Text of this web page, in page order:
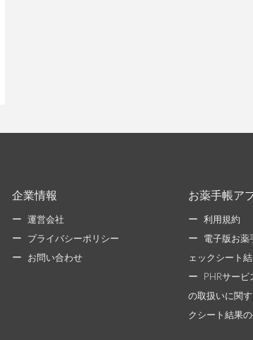
企業情報
運営会社
プライバシーポリシー
お問い合わせ
お薬手帳ア
利用規約
電子版お薬
ェックシート
PHRサー
の取扱いに関
クシート結果